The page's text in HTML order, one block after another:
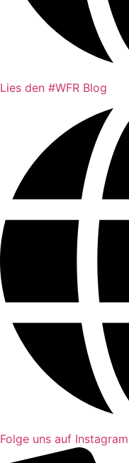
Lies den #WFR Blog
Folge uns auf Instagram